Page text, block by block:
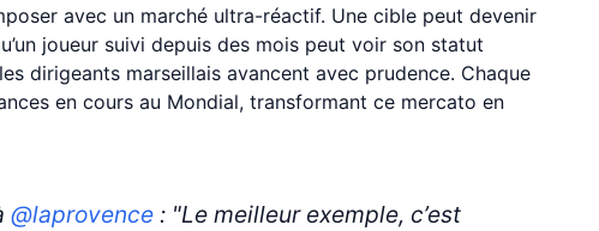
avec un marché ultra-réactif. Une cible peut devenir
joueur suivi depuis des mois peut voir son statut
dirigeants marseillais avancent avec prudence. Chaque
en cours au Mondial, transformant ce mercato en
@laprovence : "Le meilleur exemple, c’est